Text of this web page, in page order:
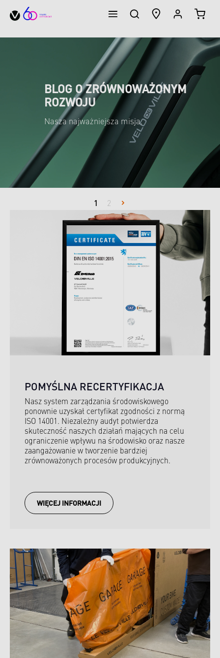
zawartości
BLOG O ZRÓWNOWAŻONYM
ROZWOJU
Nasza najważniejsza misja.
Strona
1 Strona
2
POMYŚLNA RECERTYFIKACJA
Nasz system zarządzania środowiskowego
ponownie uzyskał certyfikat zgodności z normą
ISO 14001. Niezależny audyt potwierdza
skuteczność naszych działań mających na celu
ograniczenie wpływu na środowisko oraz nasze
zaangażowanie w tworzenie bardziej
zrównoważonych procesów produkcyjnych.
WIĘCEJ INFORMACJI